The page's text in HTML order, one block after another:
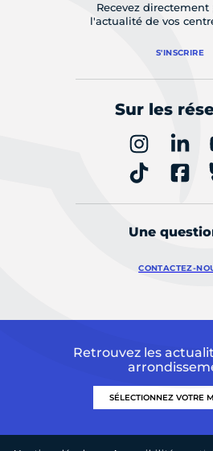
Recevez
l'actualité de vos
S'INSCRIRE
Sur les
Une
CONTACTEZ-
Retrouvez les